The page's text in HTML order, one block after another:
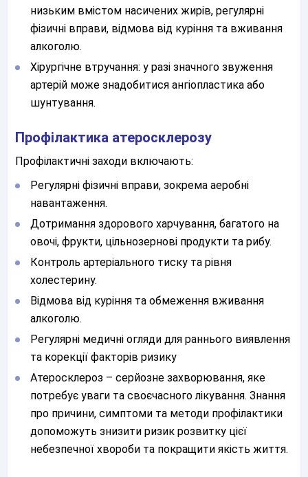
низьким вмістом насичених жирів, регулярні
фізичні вправи, відмова від куріння та вживання
алкоголю.
Хірургічне втручання: у разі значного звуження
артерій може знадобитися ангіопластика або
шунтування.
Профілактика атеросклерозу
Профілактичні заходи включають:
Регулярні фізичні вправи, зокрема аеробні
навантаження.
Дотримання здорового харчування, багатого на
овочі, фрукти, цільнозернові продукти та рибу.
Контроль артеріального тиску та рівня
холестерину.
Відмова від куріння та обмеження вживання
алкоголю.
Регулярні медичні огляди для раннього виявлення
та корекції факторів ризику
Атеросклероз – серйозне захворювання, яке
потребує уваги та своєчасного лікування. Знання
про причини, симптоми та методи профілактики
допоможуть знизити ризик розвитку цієї
небезпечної хвороби та покращити якість життя.
Залиште Ваші контактні дані
Відправляючи данні я даю згоду на
Дякуємо!
Ми отримали Ваше звернення.
Оператор зателефонує Вам найближчим